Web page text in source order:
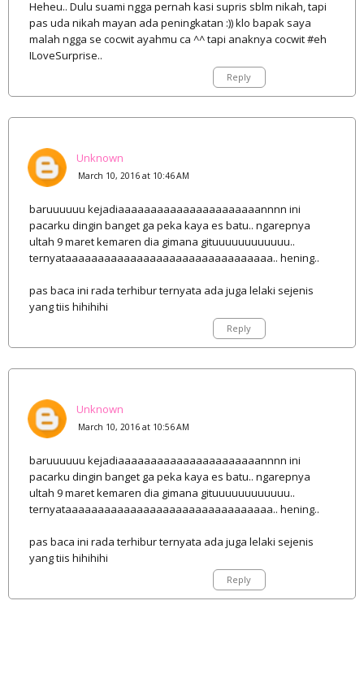
Heheu.. Dulu suami ngga pernah kasi supris sblm nikah, tapi
pas uda nikah mayan ada peningkatan :)) klo bapak saya
malah ngga se cocwit ayahmu ca ^^ tapi anaknya cocwit #eh
ILoveSurprise..
Reply
Unknown
March 10, 2016 at 10:46 AM
baruuuuuu kejadiaaaaaaaaaaaaaaaaaaaaaannnn ini
pacarku dingin banget ga peka kaya es batu.. ngarepnya
ultah 9 maret kemaren dia gimana gituuuuuuuuuuuu..
ternyataaaaaaaaaaaaaaaaaaaaaaaaaaaaaaaa.. hening..
pas baca ini rada terhibur ternyata ada juga lelaki sejenis
yang tiis hihihihi
Reply
Unknown
March 10, 2016 at 10:56 AM
baruuuuuu kejadiaaaaaaaaaaaaaaaaaaaaaannnn ini
pacarku dingin banget ga peka kaya es batu.. ngarepnya
ultah 9 maret kemaren dia gimana gituuuuuuuuuuuu..
ternyataaaaaaaaaaaaaaaaaaaaaaaaaaaaaaaa.. hening..
pas baca ini rada terhibur ternyata ada juga lelaki sejenis
yang tiis hihihihi
Reply